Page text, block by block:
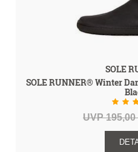
SOLE
SOLE RUNNER® Winter
UVP 195,00